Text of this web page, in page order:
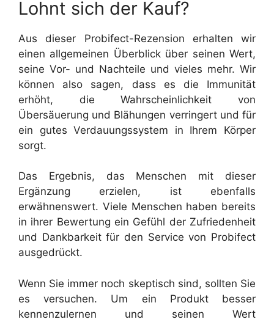
Lohnt sich der Kauf?
Aus dieser Probifect-Rezension erhalten wir
einen allgemeinen Überblick über seinen Wert,
seine Vor- und Nachteile und vieles mehr. Wir
können also sagen, dass es die Immunität
erhöht, die Wahrscheinlichkeit von
Übersäuerung und Blähungen verringert und für
ein gutes Verdauungssystem in Ihrem Körper
sorgt.
Das Ergebnis, das Menschen mit dieser
Ergänzung erzielen, ist ebenfalls
erwähnenswert. Viele Menschen haben bereits
in ihrer Bewertung ein Gefühl der Zufriedenheit
und Dankbarkeit für den Service von Probifect
ausgedrückt.
Wenn Sie immer noch skeptisch sind, sollten Sie
es versuchen. Um ein Produkt besser
kennenzulernen und seinen Wert